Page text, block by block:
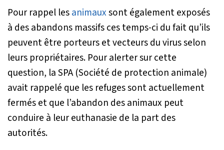
Pour rappel lesanimauxsont également exposés
à des abandons massifs ces temps-ci du fait qu’ils
peuvent être porteurs et vecteurs du virus selon
leurs propriétaires. Pour alerter sur cette
question, la SPA (Société de protection animale)
avait rappelé que les refuges sont actuellement
fermés et que l’abandon des animaux peut
conduire à leur euthanasie de la part des
autorités.